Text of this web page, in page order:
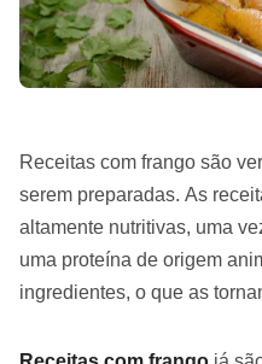
Receitas com frango são
serem preparadas. As
altamente nutritivas, uma
uma proteína de origem
ingredientes, o que as